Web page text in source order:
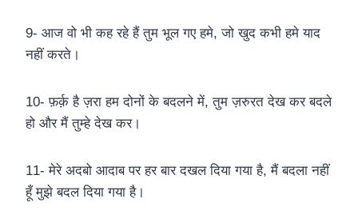
9- आज वो भी कह रहे हैं तुम भूल गए हमे, जो खुद कभी हमे याद
नहीं करते।
10- फ़र्क़ है ज़रा हम दोनों के बदलने में, तुम ज़रुरत देख कर बदले
हो और मैं तुम्हे देख कर।
11- मेरे अदबो आदाब पर हर बार दखल दिया गया है, मैं बदला नहीं
हूँ मुझे बदल दिया गया है।